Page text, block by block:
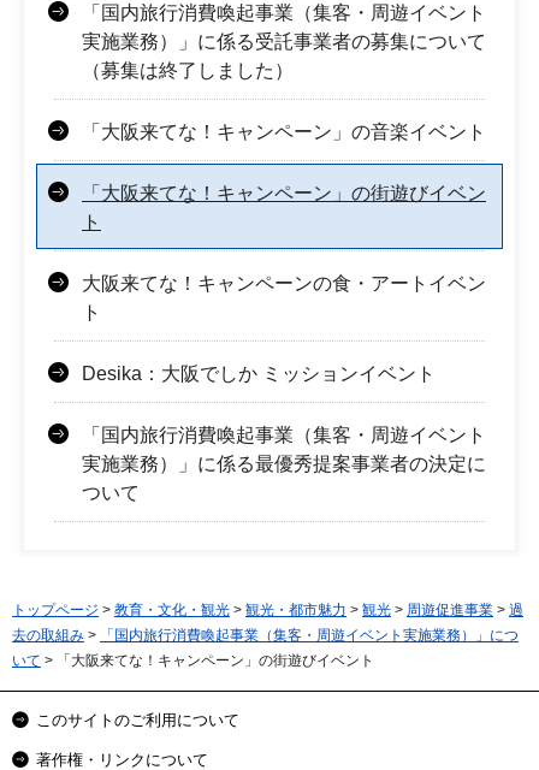
「国内旅行消費喚起事業（集客・周遊イベント
実施業務）」に係る受託事業者の募集について
（募集は終了しました）
「大阪来てな！キャンペーン」の音楽イベント
「大阪来てな！キャンペーン」の街遊びイベン
ト
大阪来てな！キャンペーンの食・アートイベン
ト
Desika：大阪でしか ミッションイベント
「国内旅行消費喚起事業（集客・周遊イベント
実施業務）」に係る最優秀提案事業者の決定に
ついて
トップページ > 教育・文化・観光 > 観光・都市魅力 > 観光 > 周遊促進事業 > 過
去の取組み >
「国内旅行消費喚起事業（集客・周遊イベント実施業務）」につ
いて > 「大阪来てな！キャンペーン」の街遊びイベント
このサイトのご利用について
著作権・リンクについて